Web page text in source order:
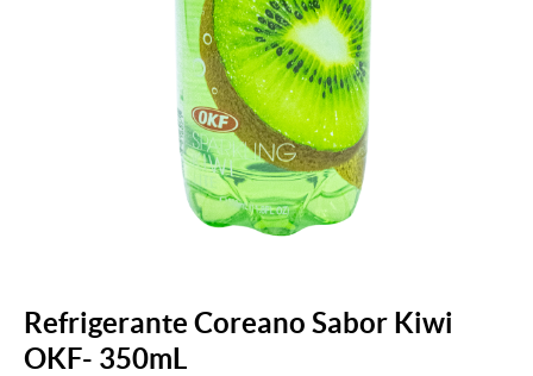
Refrigerante Coreano Sabor Kiwi
OKF- 350mL